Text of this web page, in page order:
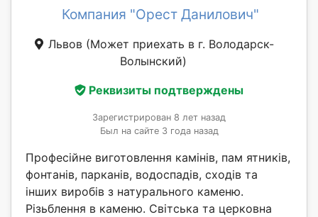
Компания "Орест Данилович"
Львов (Может приехать в г. Володарск-
Волынский)
Реквизиты подтверждены
Зарегистрирован 8 лет назад
Был на сайте 3 года назад
Професійне виготовлення камінів, пам ятників,
фонтанів, парканів, водоспадів, сходів та
інших виробів з натурального каменю.
Різьблення в каменю. Світська та церковна